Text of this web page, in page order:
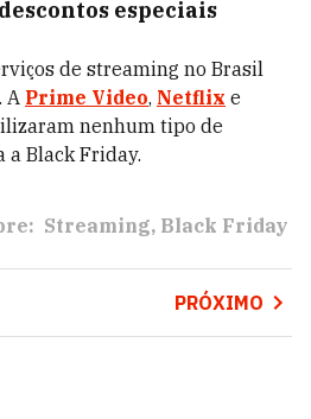
especiais
de streaming no Brasil
A Prime Video, Netflix e
nenhum tipo de
a Black Friday.
Streaming Black Friday
PRÓXIMO